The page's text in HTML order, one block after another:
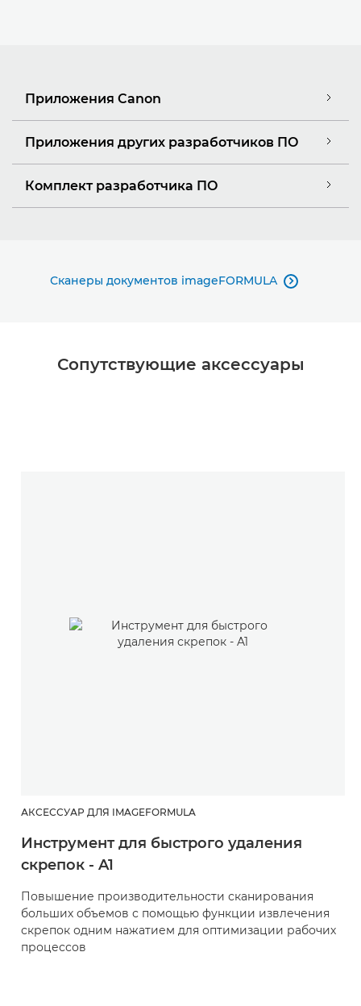
Приложения Canon
Приложения других разработчиков ПО
Комплект разработчика ПО
Сканеры документов imageFORMULA 
Сопутствующие аксессуары
АКСЕССУАР ДЛЯ IMAGEFORMULA
Инструмент для быстрого удаления
скрепок - A1
Повышение производительности сканирования
больших объемов с помощью функции извлечения
скрепок одним нажатием для оптимизации рабочих
процессов